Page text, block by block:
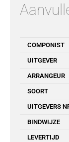
COMPONIST
UITGEVER
ARRANGEUR
SOORT
UITGEVERS
BINDWIJZE
LEVERTIJD